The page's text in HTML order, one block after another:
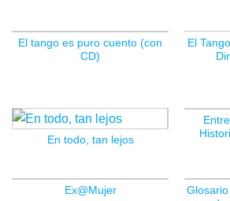
El tango es puro cuento (con
CD)
El
En todo, tan lejos
Ex@Mujer